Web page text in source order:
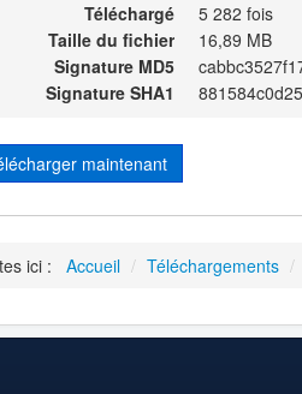
Téléchargé
5 282 fois
Taille du fichier
16,89 MB
Signature MD5
Signature SHA1
maintenant
ici : Accueil / Téléchargements /